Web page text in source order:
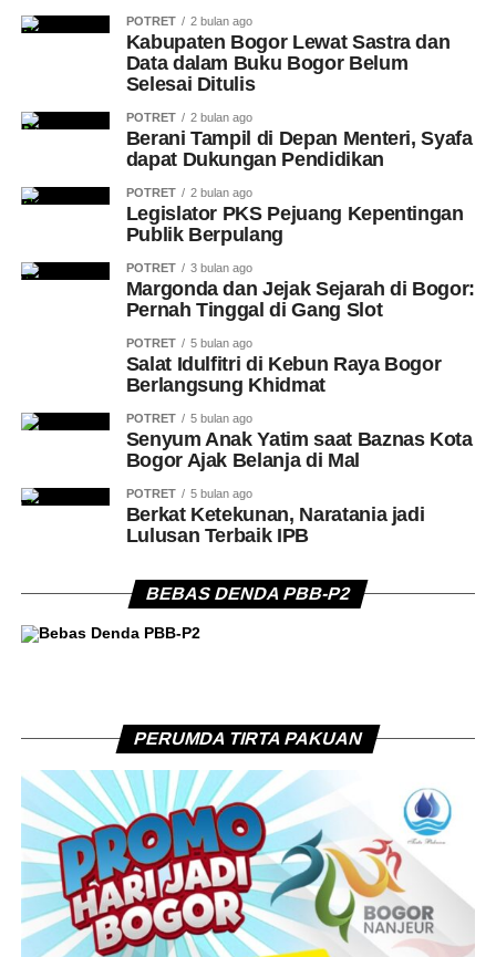
POTRET 2 bulan ago
Kabupaten Bogor Lewat Sastra dan
Data dalam Buku Bogor Belum
Selesai Ditulis
POTRET 2 bulan ago
Berani Tampil di Depan Menteri, Syafa
dapat Dukungan Pendidikan
POTRET 2 bulan ago
Legislator PKS Pejuang Kepentingan
Publik Berpulang
POTRET 3 bulan ago
Margonda dan Jejak Sejarah di Bogor:
Pernah Tinggal di Gang Slot
POTRET 5 bulan ago
Salat Idulfitri di Kebun Raya Bogor
Berlangsung Khidmat
POTRET 5 bulan ago
Senyum Anak Yatim saat Baznas Kota
Bogor Ajak Belanja di Mal
POTRET 5 bulan ago
Berkat Ketekunan, Naratania jadi
Lulusan Terbaik IPB
BEBAS DENDA PBB-P2
PERUMDA TIRTA PAKUAN